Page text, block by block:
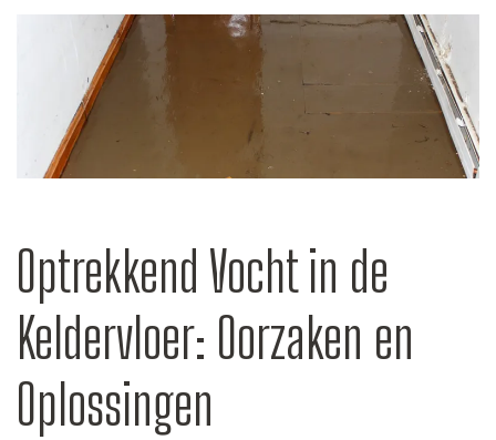
Optrekkend Vocht in de
Keldervloer: Oorzaken en
Oplossingen